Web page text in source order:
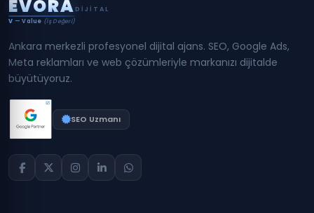
EVORA DIJITAL
V — Value (İş Değeri)
Ankara merkezli profesyonel dijital ajans. SEO, Google Ads,
Meta reklamları ve web çözümleriyle markanızı dijitalde
büyütüyoruz.
SEO Uzmanı